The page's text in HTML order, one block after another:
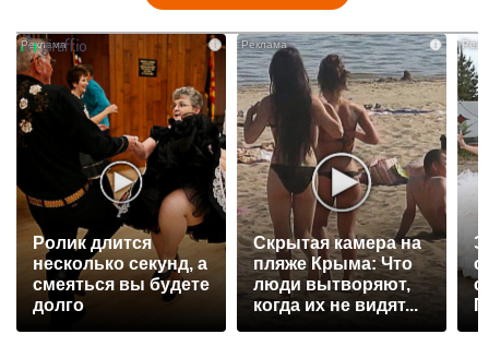
Ролик длится
несколько секунд, а
смеяться вы будете
долго
i
Скрытая камера на
пляже Крыма: Что
люди вытворяют,
когда их не видят...